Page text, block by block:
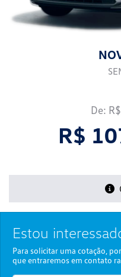
De:
R$
Estou
Para solicitar uma cotação,
que entraremos em contato